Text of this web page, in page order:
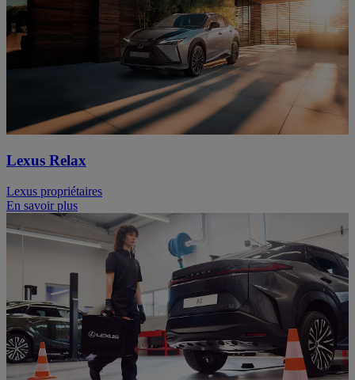
Lexus Relax
Lexus propriétaires
En savoir plus